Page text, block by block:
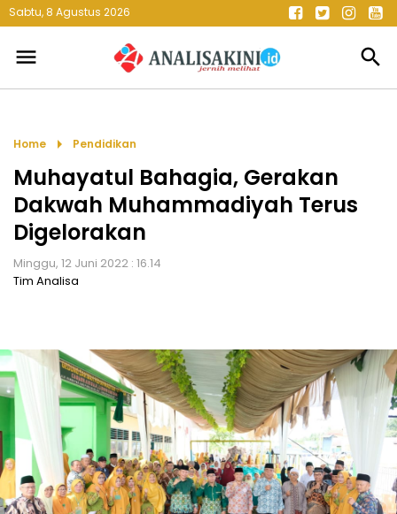
Sabtu, 8 Agustus 2026
menu search
Home arrow_right Pendidikan
Muhayatul Bahagia, Gerakan
Dakwah Muhammadiyah Terus
Digelorakan
Minggu, 12 Juni 2022 : 16.14
Tim Analisa